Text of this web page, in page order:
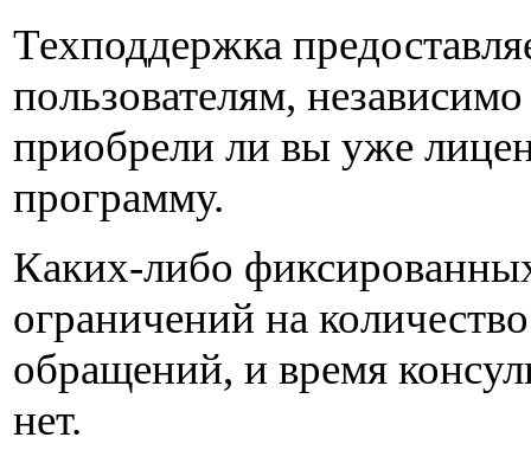
Техподдержка
пользователям,
приобрели ли вы уже
программу.
Каких-либо
ограничений на количество
обращений, и время
нет.